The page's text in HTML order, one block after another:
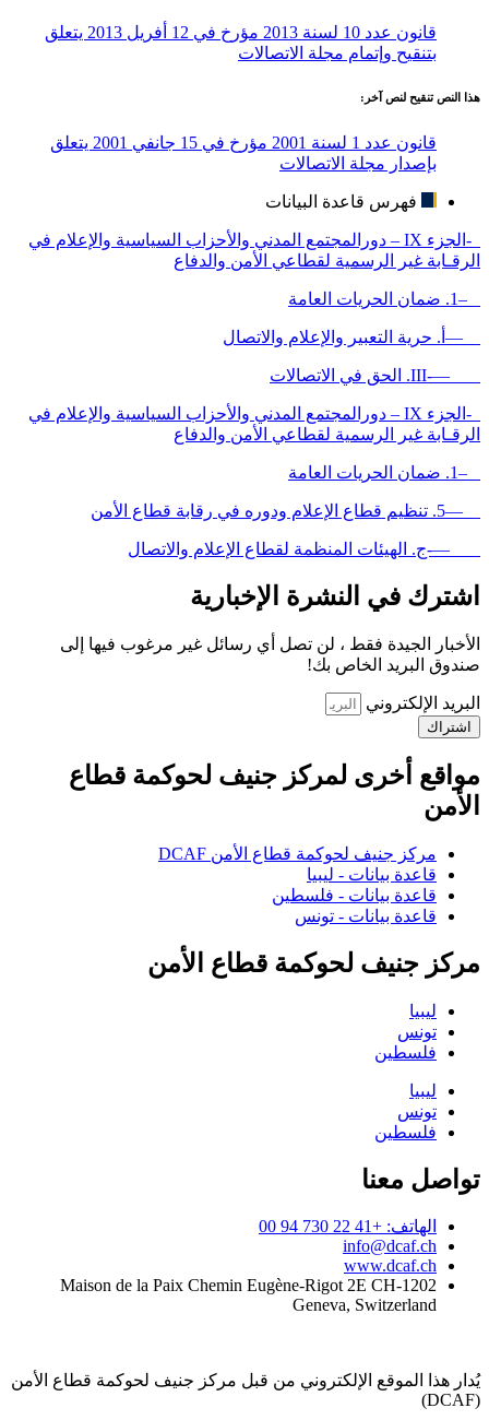
قانون عدد 10 لسنة 2013 مؤرخ في 12 أفريل 2013 يتعلق
بتنقيح وإتمام مجلة الاتصالات
هذا النص تنقيح لنص آخر:
قانون عدد 1 لسنة 2001 مؤرخ في 15 جانفي 2001 يتعلق
بإصدار مجلة الاتصالات
فهرس قاعدة البيانات
-الجزء IX – دورالمجتمع المدني والأحزاب السياسية والإعلام في
الرقـابة غير الرسمية لقطاعي الأمن والدفاع
–1. ضمان الحريات العامة
—أ. حرية التعبير والإعلام والاتصال
—-III. الحق في الاتصالات
-الجزء IX – دورالمجتمع المدني والأحزاب السياسية والإعلام في
الرقـابة غير الرسمية لقطاعي الأمن والدفاع
–1. ضمان الحريات العامة
—5. تنظيم قطاع الإعلام ودوره في رقابة قطاع الأمن
—-ج. الهيئات المنظمة لقطاع الإعلام والاتصال
اشترك في النشرة الإخبارية
الأخبار الجيدة فقط ، لن تصل أي رسائل غير مرغوب فيها إلى
صندوق البريد الخاص بك!
البريد الإلكتروني
اشتراك
مواقع أخرى لمركز جنيف لحوكمة قطاع
الأمن
مركز جنيف لحوكمة قطاع الأمن DCAF
قاعدة بيانات - ليبيا
قاعدة بيانات - فلسطين
قاعدة بيانات - تونس
مركز جنيف لحوكمة قطاع الأمن
ليبيا
تونس
فلسطين
ليبيا
تونس
فلسطين
تواصل معنا
الهاتف: +41 22 730 94 00
info@dcaf.ch
www.dcaf.ch
Maison de la Paix Chemin Eugène-Rigot 2E CH-1202
Geneva, Switzerland
يُدار هذا الموقع الإلكتروني من قبل مركز جنيف لحوكمة قطاع الأمن
(DCAF)